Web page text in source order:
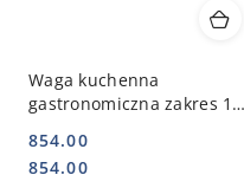
Waga kuchenna
gastronomiczna zakres 15
Cena:
854.00
Cena:
854.00